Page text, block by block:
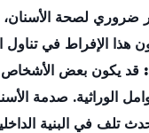
ضروري لصحة
هذا الإفراط في تناول
قد يكون بعض الأشخاص
الوراثية. صدمة
تلف في البنية